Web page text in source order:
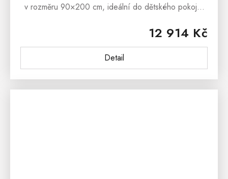
12 914 Kč
Detail
v rozměru 90×200 cm, ideální do dětského pokoje,
borovicového masivu, který je...